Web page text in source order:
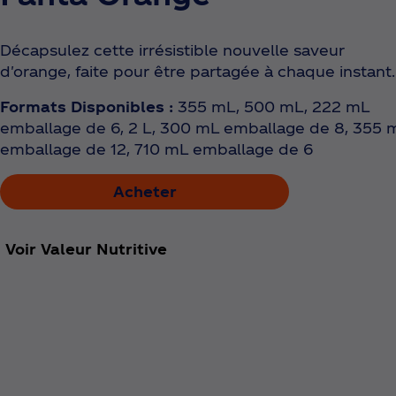
Décapsulez cette irrésistible nouvelle saveur
d'orange, faite pour être partagée à chaque instant.
Formats Disponibles : 355 mL, 500 mL, 222 mL
emballage de 6, 2 L, 300 mL emballage de 8, 355
emballage de 12, 710 mL emballage de 6
Acheter
Voir Valeur Nutritive